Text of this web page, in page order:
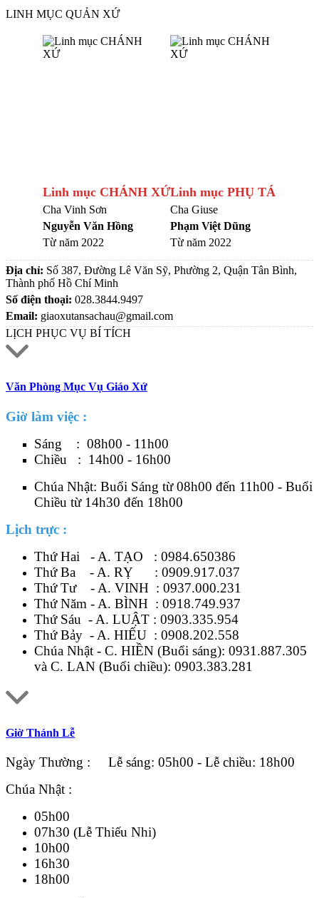
LINH MỤC QUẢN XỨ
Linh mục CHÁNH XỨ
Cha Vinh Sơn
Nguyễn Văn Hồng
Từ năm 2022
Linh mục PHỤ TÁ
Cha Giuse
Phạm Việt Dũng
Từ năm 2022
Địa chỉ: Số 387, Đường Lê Văn Sỹ, Phường 2, Quận Tân Bình,
Thành phố Hồ Chí Minh
Số điện thoại: 028.3844.9497
Email: giaoxutansachau@gmail.com
LỊCH PHỤC VỤ BÍ TÍCH
Văn Phòng Mục Vụ Giáo Xứ
Giờ làm việc :
Sáng : 08h00 - 11h00
Chiều : 14h00 - 16h00
Chúa Nhật: Buổi Sáng từ 08h00 đến 11h00 - Buổi
Chiều từ 14h30 đến 18h00
Lịch trực :
Thứ Hai - A. TẠO : 0984.650386
Thứ Ba - A. RỴ : 0909.917.037
Thứ Tư - A. VINH : 0937.000.231
Thứ Năm - A. BÌNH : 0918.749.937
Thứ Sáu - A. LUẬT : 0903.335.954
Thứ Bảy - A. HIẾU : 0908.202.558
Chúa Nhật - C. HIỀN (Buổi sáng): 0931.887.305
và C. LAN (Buổi chiều): 0903.383.281
Giờ Thánh Lễ
Ngày Thường : Lễ sáng: 05h00 - Lễ chiều: 18h00
Chúa Nhật :
05h00
07h30 (Lễ Thiếu Nhi)
10h00
16h30
18h00